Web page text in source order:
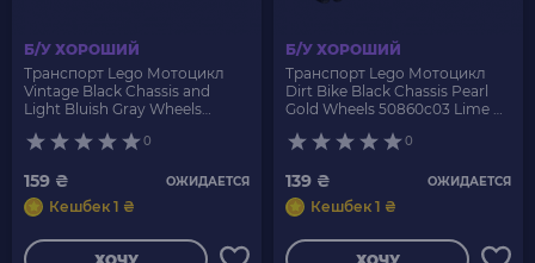
Б/У ХОРОШИЙ
Транспорт Lego Мотоцикл
Vintage Black Chassis and
Light Bluish Gray Wheels
0
159 ₴ ОЖИДАЕТСЯ
Кешбек 1 ₴
ХОЧУ
Б/У ХОРОШИЙ
Транспорт Lego Мотоцикл
Dirt Bike Black Chassis Pearl
Gold Wheels 50860c03 Lime Б/
0
139 ₴ ОЖИДАЕТСЯ
Кешбек 1 ₴
ХОЧУ